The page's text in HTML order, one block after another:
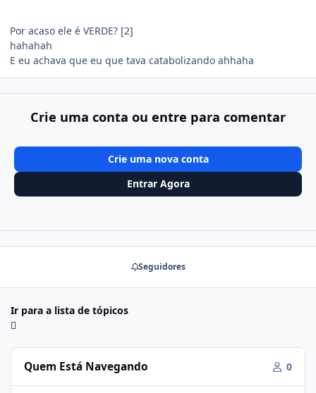
Por acaso ele é VERDE? [2]
hahahah
E eu achava que eu que tava catabolizando ahhaha
Crie uma conta ou entre para comentar
Crie uma nova conta
Entrar Agora
Seguidores
Ir para a lista de tópicos
Quem Está Navegando 0